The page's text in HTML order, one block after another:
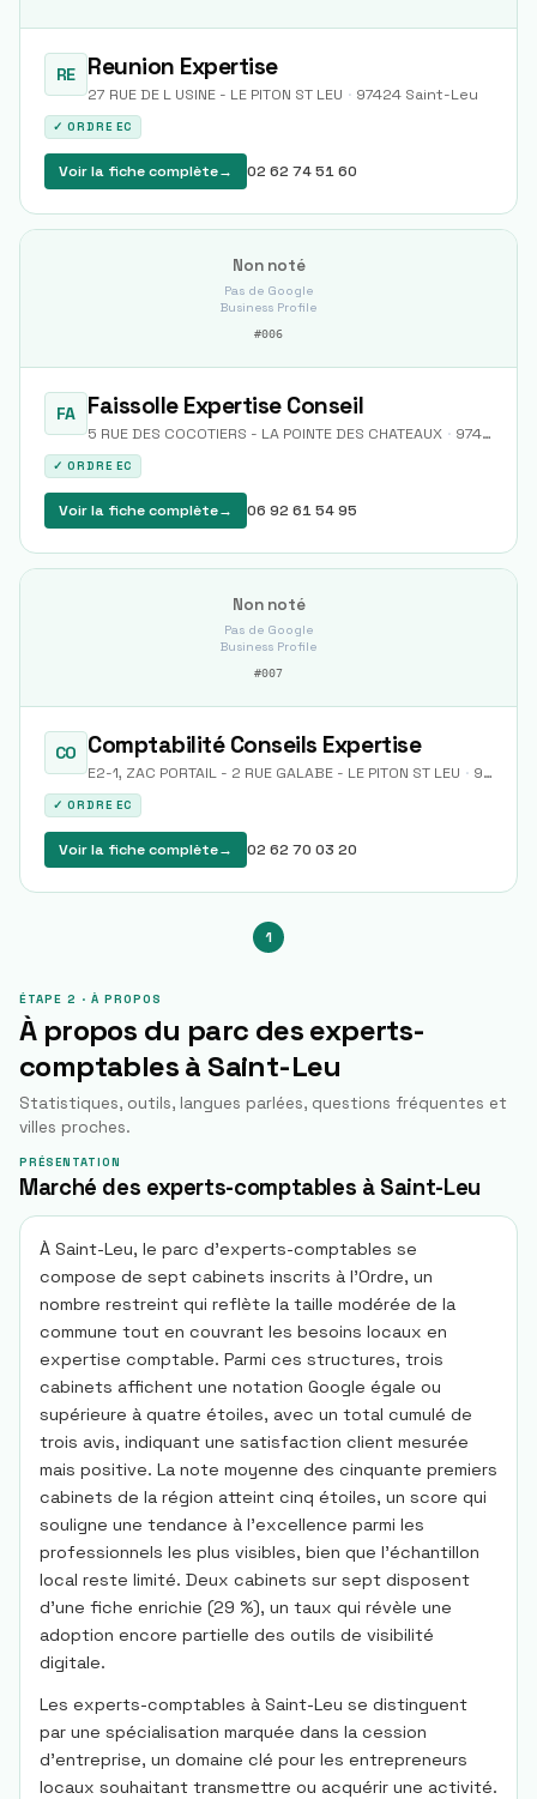
RE Reunion Expertise
27 RUE DE L USINE - LE PITON ST LEU · 97424 Saint-Leu
✓ ORDRE EC
Voir la fiche complète→ 02 62 74 51 60
Non noté
Pas de Google
Business Profile
#006
FA Faissolle Expertise Conseil
5 RUE DES COCOTIERS - LA POINTE DES CHATEAUX · 97436
✓ ORDRE EC
Voir la fiche complète→ 06 92 61 54 95
Non noté
Pas de Google
Business Profile
#007
CO Comptabilité Conseils Expertise
E2-1, ZAC PORTAIL - 2 RUE GALABE - LE PITON ST LEU · 97424
✓ ORDRE EC
Voir la fiche complète→ 02 62 70 03 20
1
ÉTAPE 2 · À PROPOS
À propos du parc des experts-
comptables à Saint-Leu
Statistiques, outils, langues parlées, questions fréquentes et
villes proches.
PRÉSENTATION
Marché des experts-comptables à Saint-Leu
À Saint-Leu, le parc d'experts-comptables se
compose de sept cabinets inscrits à l'Ordre, un
nombre restreint qui reflète la taille modérée de la
commune tout en couvrant les besoins locaux en
expertise comptable. Parmi ces structures, trois
cabinets affichent une notation Google égale ou
supérieure à quatre étoiles, avec un total cumulé de
trois avis, indiquant une satisfaction client mesurée
mais positive. La note moyenne des cinquante premiers
cabinets de la région atteint cinq étoiles, un score qui
souligne une tendance à l'excellence parmi les
professionnels les plus visibles, bien que l'échantillon
local reste limité. Deux cabinets sur sept disposent
d'une fiche enrichie (29 %), un taux qui révèle une
adoption encore partielle des outils de visibilité
digitale.
Les experts-comptables à Saint-Leu se distinguent
par une spécialisation marquée dans la cession
d'entreprise, un domaine clé pour les entrepreneurs
locaux souhaitant transmettre ou acquérir une activité.